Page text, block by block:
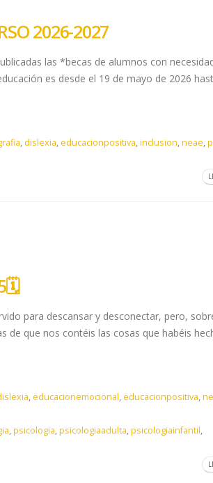
2026-2027
las *becas de alumnos con
es desde el 19 de mayo de 2026
, dislexia,educacionpositiva,inclusion,neae,
para descansar y desconectar, pero,
de que nos contéis las cosas que habéis
,educacionemocional,educacionpositiva,
,psicologia,psicologiaadulta,psicologiainfantil,